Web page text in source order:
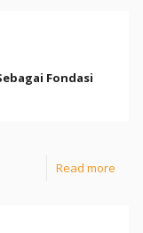
Fondasi
Read more